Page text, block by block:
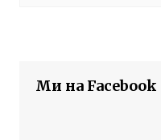
Ми на Facebook